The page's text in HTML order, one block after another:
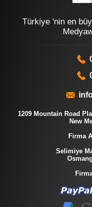
Türkiye 'nin en
1209 Mountain Road
New
Firma
Selimiye